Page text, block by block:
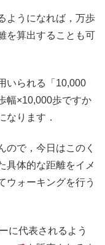
ようになれば，万歩
を算出することも可
いられる「10,000
幅×10,000歩ですか
なります．
ので，今日はこのく
具体的な距離をイメ
ウォーキングを行う
に代表されるよう